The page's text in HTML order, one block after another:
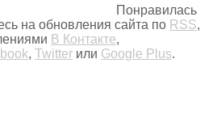
Понравилась
на обновления сайта по RSS,
В Контакте,
, Twitter или Google Plus.